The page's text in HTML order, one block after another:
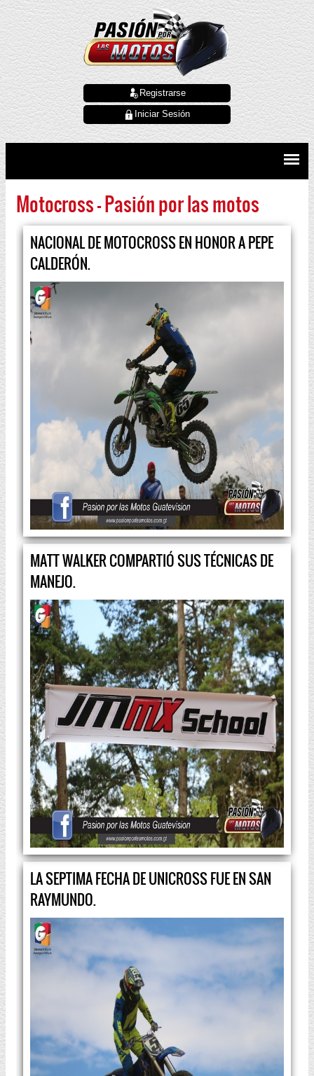
Registrarse
Iniciar Sesión
Motocross - Pasión por las motos
NACIONAL DE MOTOCROSS EN HONOR A PEPE
CALDERÓN.
MATT WALKER COMPARTIÓ SUS TÉCNICAS DE
MANEJO.
LA SEPTIMA FECHA DE UNICROSS FUE EN SAN
RAYMUNDO.